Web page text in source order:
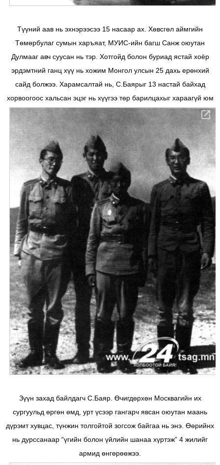
Түүний аав нь эхнэрээсээ 15 насаар ах. Хөвсгөл аймгийн
Төмөрбулаг сумын харъяат, МУИС-ийн багш Санж оюутан
Дулмааг авч суусан нь тэр. Хотгойд болон буриад ястай хоёр
эрдэмтний ганц хүү нь хожим Монгол улсын 25 дахь ерөнхий
сайд болжээ. Харамсалтай нь, С.Баярыг 13 настай байхад
хорвоогоос хальсан эцэг нь хүүгээ төр барилцахыг хараагүй юм
Зүүн захад байлдагч С.Баяр. Өчигдөрхөн Москвагийн их
сургуульд өргөн өмд, урт үсээр гангарч явсан оюутан маань
дүрэмт хувцас, түнжин толгойтой зогсож байгаа нь энэ. Өөрийнх
нь дурссанаар “үгийн болон үйлийн шанаа хүртэж” 4 жилийг
армид өнгөрөөжээ.